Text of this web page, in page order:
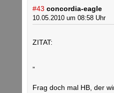
#43 concordia-eagle
10.05.2010 um 08:58 Uhr
ZITAT:
Frag doch mal HB, der